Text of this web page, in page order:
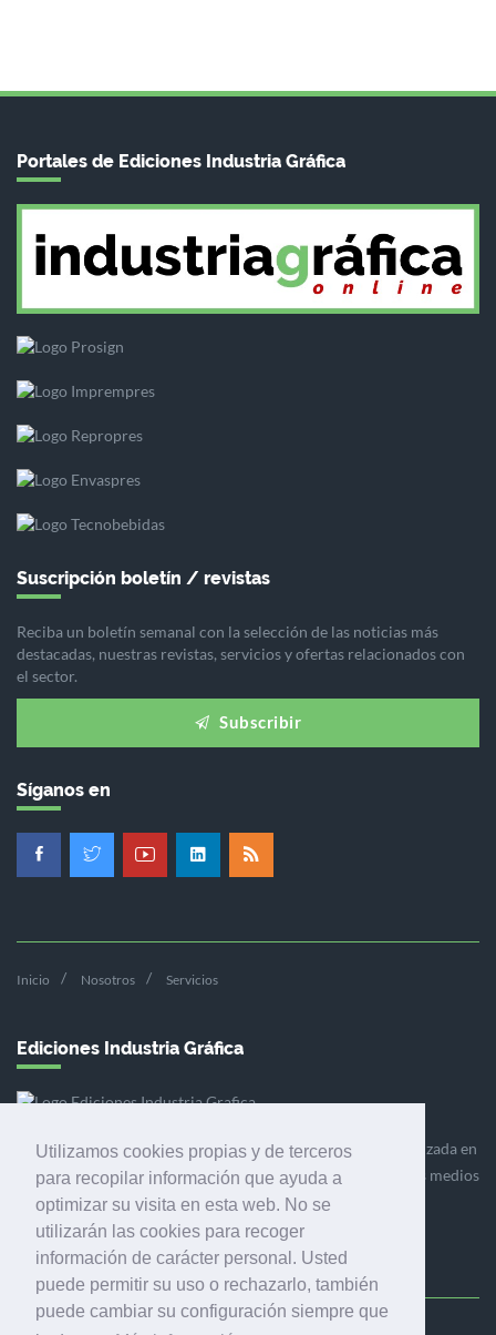
Utilizamos cookies propias y de terceros
para recopilar información que ayuda a
optimizar su visita en esta web. No se
utilizarán las cookies para recoger
información de carácter personal. Usted
puede permitir su uso o rechazarlo, también
puede cambiar su configuración siempre que
Portales de Ediciones Industria Gráfica
Suscripción boletín / revistas
Reciba un boletín semanal con la selección de las noticias más
destacadas, nuestras revistas, servicios y ofertas relacionados con
el sector.
Subscribir
Síganos en
Inicio Nosotros Servicios
Ediciones Industria Gráfica
Ediciones Industria Gráfica es una empresa editora especializada en
el mercado de la comunicación gráfica que engloba diversos medios
profesionales especializados en el mercado gráfico, la
comunicación visual y el envasado.